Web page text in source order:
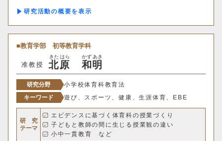
研究活動の概要
教育学部 初等教育学科
准教授 北
きた
原
はら
和
かず
明
あき
研究分野
小学校体育科教育法
キーワード
遊び、スポーツ、健康、生涯体育、EBE
研 究
テーマ
エビデンスに基づく体育科の授業づくり
子どもと教師の間に生じる授業観の違い
小中一貫教育 など
獣医学科
教育推進機構
自然科学教育センター
人文社会科学教育センター